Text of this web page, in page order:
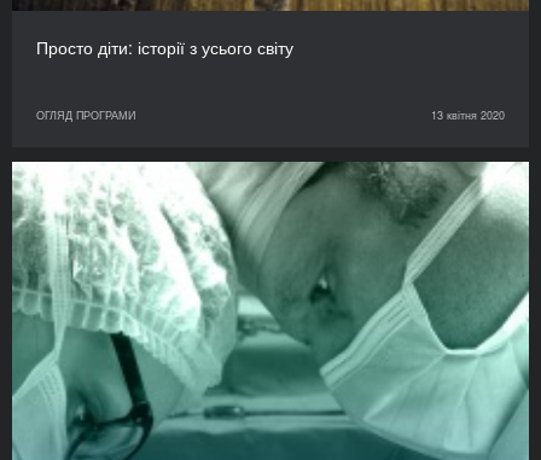
Просто діти: історії з усього світу
ОГЛЯД ПРОГРАМИ 13 квітня 2020